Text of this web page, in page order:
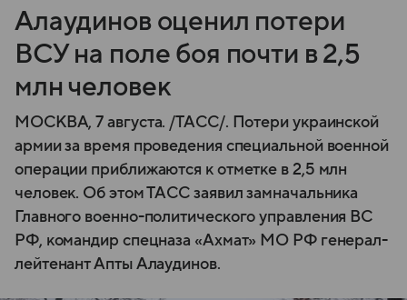
Алаудинов оценил потери
ВСУ на поле боя почти в 2,5
млн человек
МОСКВА, 7 августа. /ТАСС/. Потери украинской
армии за время проведения специальной военной
операции приближаются к отметке в 2,5 млн
человек. Об этом ТАСС заявил замначальника
Главного военно-политического управления ВС
РФ, командир спецназа «Ахмат» МО РФ генерал-
лейтенант Апты Алаудинов.